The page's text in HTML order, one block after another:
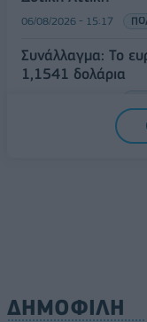
06/08/2026 - 15:17
Συνάλλαγμα: Το
1,1541 δολάρια
ΔΗΜΟΦΙΛΗ